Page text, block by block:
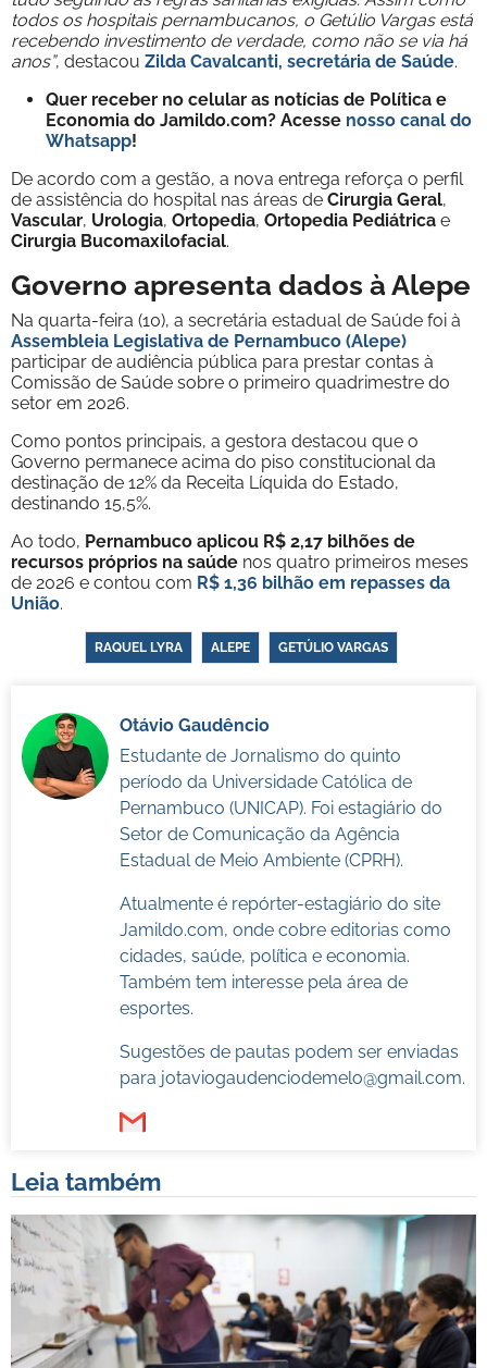
todos os hospitais pernambucanos, o Getúlio Vargas está
recebendo investimento de verdade, como não se via há
anos”, destacou Zilda Cavalcanti, secretária de Saúde.
Quer receber no celular as notícias de Política e
Economia do Jamildo.com? Acesse nosso canal do
Whatsapp!
De acordo com a gestão, a nova entrega reforça o perfil
de assistência do hospital nas áreas de Cirurgia Geral,
Vascular, Urologia, Ortopedia, Ortopedia Pediátrica e
Cirurgia Bucomaxilofacial.
Governo apresenta dados à Alepe
Na quarta-feira (10), a secretária estadual de Saúde foi à
Assembleia Legislativa de Pernambuco (Alepe)
participar de audiência pública para prestar contas à
Comissão de Saúde sobre o primeiro quadrimestre do
setor em 2026.
Como pontos principais, a gestora destacou que o
Governo permanece acima do piso constitucional da
destinação de 12% da Receita Líquida do Estado,
destinando 15,5%.
Ao todo, Pernambuco aplicou R$ 2,17 bilhões de
recursos próprios na saúde nos quatro primeiros meses
de 2026 e contou com R$ 1,36 bilhão em repasses da
União.
RAQUEL LYRA ALEPE GETÚLIO VARGAS
Otávio Gaudêncio
Estudante de Jornalismo do quinto
período da Universidade Católica de
Pernambuco (UNICAP). Foi estagiário do
Setor de Comunicação da Agência
Estadual de Meio Ambiente (CPRH).
Atualmente é repórter-estagiário do site
Jamildo.com, onde cobre editorias como
cidades, saúde, política e economia.
Também tem interesse pela área de
esportes.
Sugestões de pautas podem ser enviadas
para jotaviogaudenciodemelo@gmail.com.
Leia também